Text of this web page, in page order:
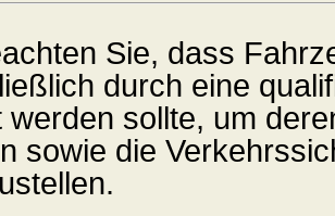
Sie, dass
durch eine
werden sollte, um
sowie die